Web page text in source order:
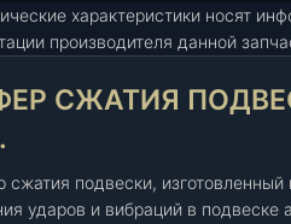
характеристики носят
производителя данной
СЖАТИЯ
сжатия подвески,
ударов и вибраций в